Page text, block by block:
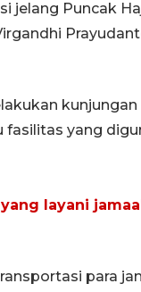
jelang Puncak
kunjungan
fasilitas yang
layani
para